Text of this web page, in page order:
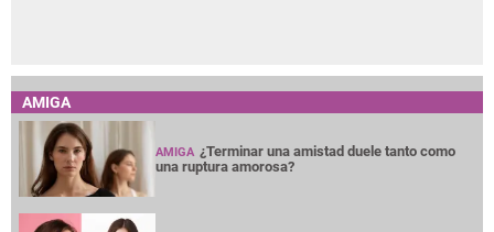
AMIGA
AMIGA ¿Terminar una amistad duele tanto como
una ruptura amorosa?